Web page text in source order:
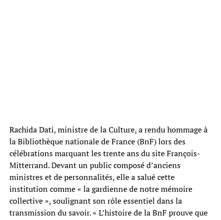
Rachida Dati, ministre de la Culture, a rendu hommage à
la Bibliothèque nationale de France (BnF) lors des
célébrations marquant les trente ans du site François-
Mitterrand. Devant un public composé d’anciens
ministres et de personnalités, elle a salué cette
institution comme « la gardienne de notre mémoire
collective », soulignant son rôle essentiel dans la
transmission du savoir. « L’histoire de la BnF prouve que